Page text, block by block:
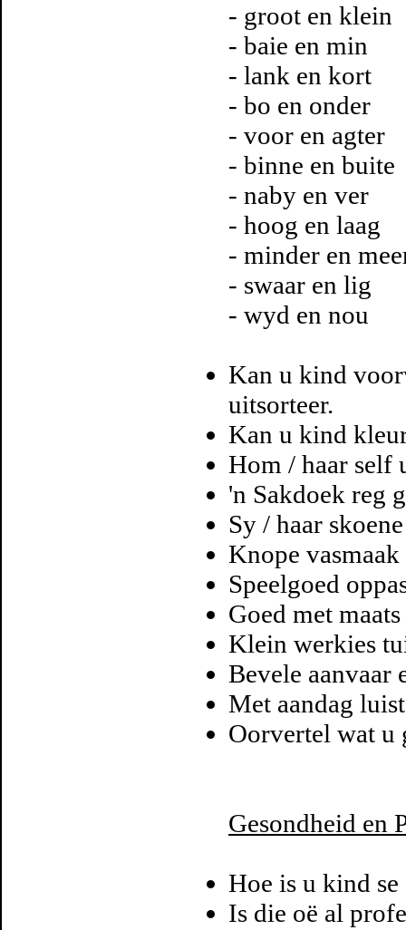
- groot en klein
- baie en min
- lank en kort
- bo en onder
- voor en agter
- binne en buite
- naby en ver
- hoog en laag
- minder en
- swaar en lig
- wyd en nou
Kan u kind
uitsorteer.
Kan u kind
Hom / haar self
'n Sakdoek reg
Sy / haar
Knope
Speelgoed
Goed met
Klein werkies
Bevele aanvaar
Met aandag
Oorvertel wat u
Gesondheid en
Hoe is u kind se
Is die oë al